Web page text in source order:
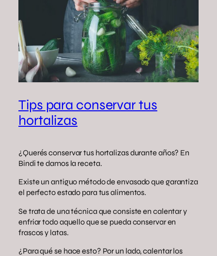
Tips para conservar tus
hortalizas
¿Querés conservar tus hortalizas durante años? En
Bindi te damos la receta.
Existe un antiguo método de envasado que garantiza
el perfecto estado para tus alimentos.
Se trata de una técnica que consiste en calentar y
enfriar todo aquello que se pueda conservar en
frascos y latas.
¿Para qué se hace esto? Por un lado, calentar los